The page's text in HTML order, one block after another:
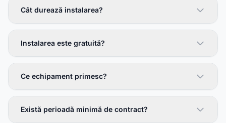
Cât durează instalarea?
Instalarea este gratuită?
Ce echipament primesc?
Există perioadă minimă de contract?